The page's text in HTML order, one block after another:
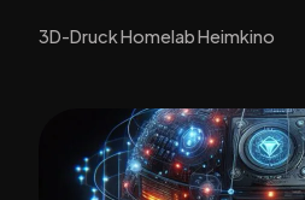
3D-Druck Homelab Heimkino